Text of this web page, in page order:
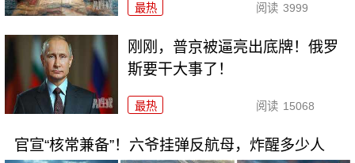
最热 阅读 3999
刚刚，普京被逼亮出底牌！俄罗
斯要干大事了！
最热 阅读 15068
官宣“核常兼备”！六爷挂弹反航母，炸醒多少人